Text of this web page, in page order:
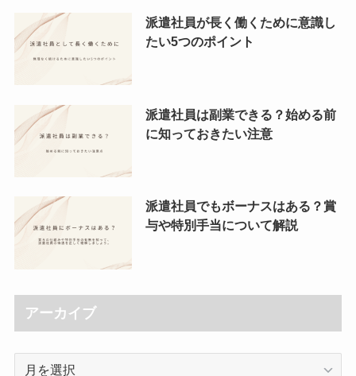
派遣社員が長く働くために意識し
たい5つのポイント
派遣社員は副業できる？始める前
に知っておきたい注意
派遣社員でもボーナスはある？賞
与や特別手当について解説
アーカイブ